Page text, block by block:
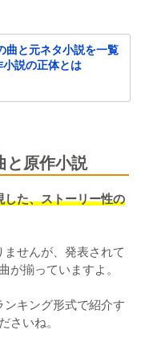
曲と元ネタ小説を一覧
説の正体とは
と原作小説
した、ストーリー性の
せんが、発表されて
が揃っていますよ。
キング形式で紹介す
さいね。